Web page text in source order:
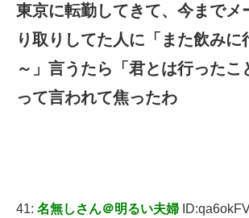
東京に転勤してきて、今までメ
り取りしてた人に「また飲みに
～」言うたら「君とは行ったこ
って言われて焦ったわ
41: 名無しさん＠明るい夫婦